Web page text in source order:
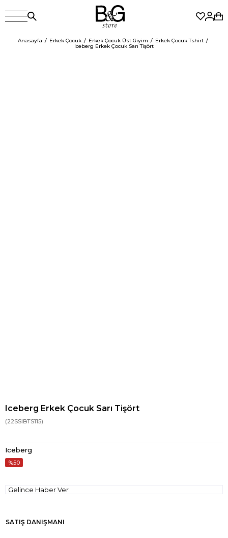
Anasayfa Erkek Çocuk Erkek Çocuk Üst Giyim
Erkek Çocuk Tshirt
Iceberg Erkek Çocuk Sarı Tişört
Iceberg Erkek Çocuk Sarı Tişört
(22SSIBTS115)
Iceberg
50
Gelince Haber Ver
SATIŞ DANIŞMANI